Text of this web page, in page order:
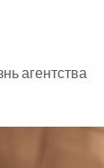
агентства